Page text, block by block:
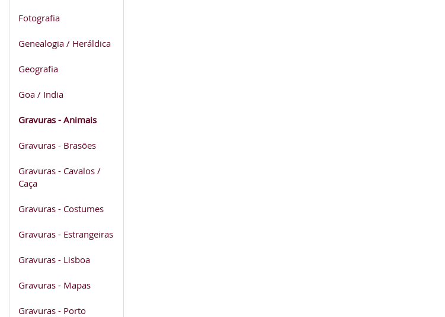
Fotografia
Genealogia / Heráldica
Geografia
Goa / India
Gravuras - Animais
Gravuras - Brasões
Gravuras - Cavalos /
Caça
Gravuras - Costumes
Gravuras - Estrangeiras
Gravuras - Lisboa
Gravuras - Mapas
Gravuras - Porto